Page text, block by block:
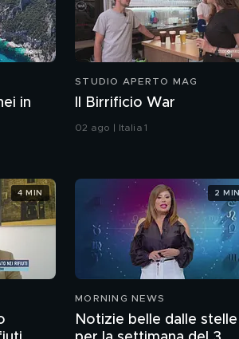
in
STUDIO APERTO MAG
Il Birrificio War
02 ago | Italia 1
4 MIN
MORNING NEWS
Notizie belle dalle stelle
2 MIN